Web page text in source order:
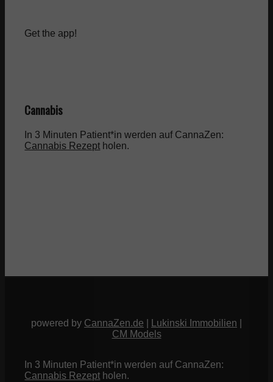
Get the app!
Cannabis
In 3 Minuten Patient*in werden auf CannaZen:
Cannabis Rezept holen.
powered by CannaZen.de Lukinski Immobilien
CM Models
In 3 Minuten Patient*in werden auf CannaZen:
Cannabis Rezept holen.